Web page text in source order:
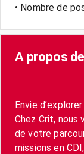
• Nombre de
A propos
Envie
Chez Crit, nous
de votre
missions en